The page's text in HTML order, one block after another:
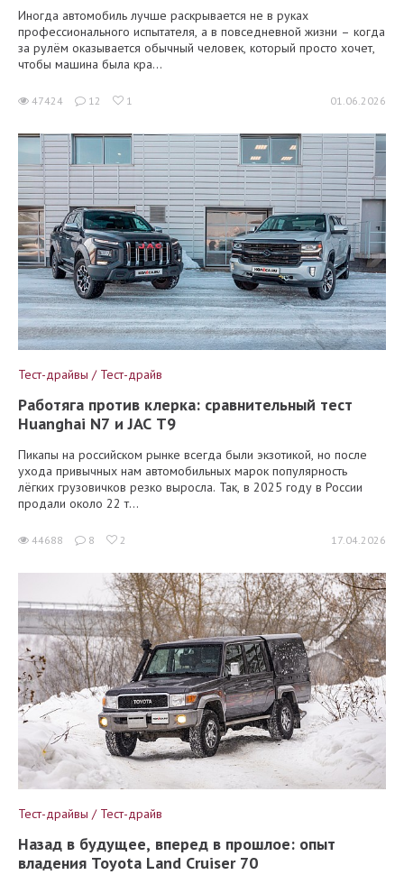
Иногда автомобиль лучше раскрывается не в руках
профессионального испытателя, а в повседневной жизни – когда
за рулём оказывается обычный человек, который просто хочет,
чтобы машина была кра...
47424 12 1 01.06.2026
Тест-драйвы / Тест-драйв
Работяга против клерка: сравнительный тест
Huanghai N7 и JAC T9
Пикапы на российском рынке всегда были экзотикой, но после
ухода привычных нам автомобильных марок популярность
лёгких грузовичков резко выросла. Так, в 2025 году в России
продали около 22 т...
44688 8 2 17.04.2026
Тест-драйвы / Тест-драйв
Назад в будущее, вперед в прошлое: опыт
владения Toyota Land Cruiser 70